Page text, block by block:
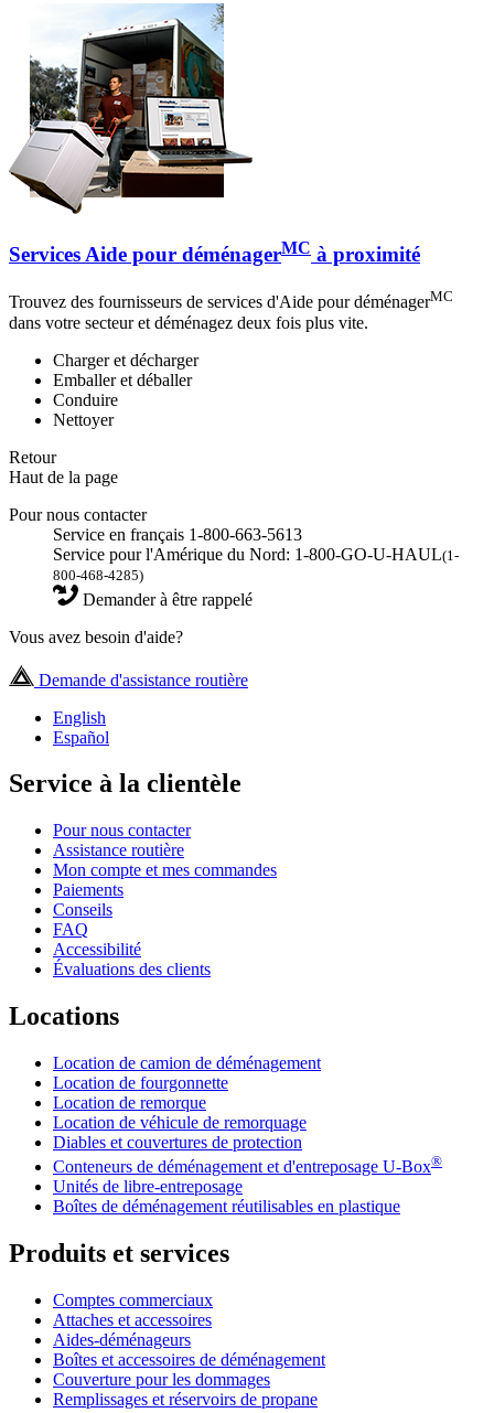
Services Aide pour déménagerMC à proximité
Trouvez des fournisseurs de services d'Aide pour déménagerMC
dans votre secteur et déménagez deux fois plus vite.
Charger et décharger
Emballer et déballer
Conduire
Nettoyer
Retour
Haut de la page
Pour nous contacter
Service en français 1-800-663-5613
Service pour l'Amérique du Nord: 1-800-GO-U-HAUL(1-
800-468-4285)
Demander à être rappelé
Vous avez besoin d'aide?
Demande d'assistance routière
English
Español
Service à la clientèle
Pour nous contacter
Assistance routière
Mon compte et mes commandes
Paiements
Conseils
FAQ
Accessibilité
Évaluations des clients
Locations
Location de camion de déménagement
Location de fourgonnette
Location de remorque
Location de véhicule de remorquage
Diables et couvertures de protection
Conteneurs de déménagement et d'entreposage U-Box®
Unités de libre-entreposage
Boîtes de déménagement réutilisables en plastique
Produits et services
Comptes commerciaux
Attaches et accessoires
Aides-déménageurs
Boîtes et accessoires de déménagement
Couverture pour les dommages
Remplissages et réservoirs de propane